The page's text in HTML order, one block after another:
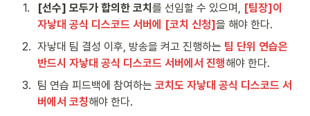
1. [선수] 모두가 합의한 코치 를 선임할 수 있으며, [팀장]이
자낳대 공식 디스코드 서버에 [코치 신청]을 해야 한다.
2. 자낳대 팀 결성 이후, 방송을 켜고 진행하는 팀 단위 연습은
반드시 자낳대 공식 디스코드 서버에서 진행해야 한다.
3. 팀 연습 피드백에 참여하는 코치도 자낳대 공식 디스코드 서
버에서 코칭해야 한다.